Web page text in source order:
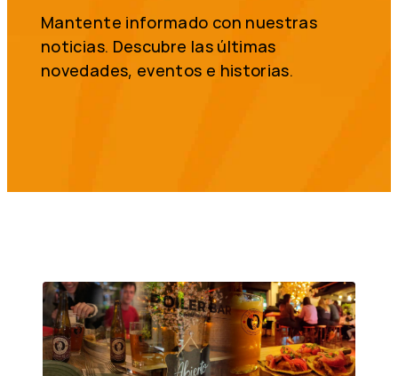
Mantente informado con nuestras
noticias. Descubre las últimas
novedades, eventos e historias.